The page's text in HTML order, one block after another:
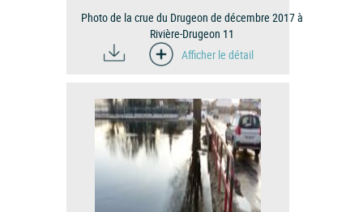
Photo de la crue du Drugeon de décembre 2017 à
Rivière-Drugeon 11
Afficher le détail